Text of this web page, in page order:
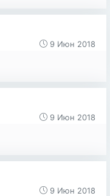
9 Июн 2018
9 Июн 2018
9 Июн 2018